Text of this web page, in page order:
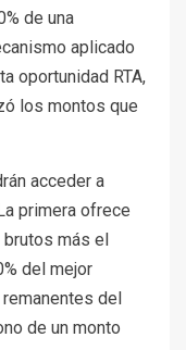
de una
aplicado
oportunidad RTA,
los montos que
acceder a
primera ofrece
brutos más el
del mejor
del
de un monto